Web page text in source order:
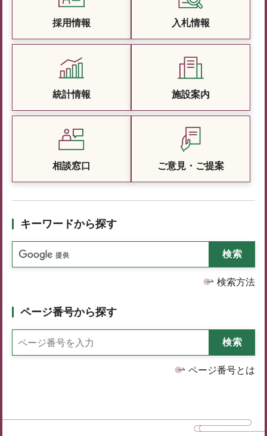
採用情報 入札情報
統計情報 施設案内
相談窓口 ご意見・ご提案
キーワードから探す
検索方法
ページ番号から探す
ページ番号とは